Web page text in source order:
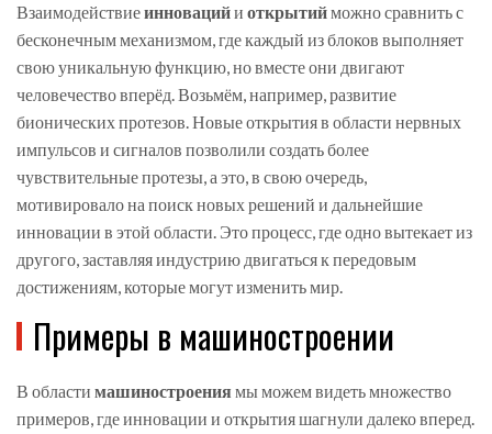
Взаимодействиеинновацийи открытийможно сравнить с
бесконечным механизмом, где каждый из блоков выполняет
свою уникальную функцию, но вместе они двигают
человечество вперёд. Возьмём, например, развитие
бионических протезов. Новые открытия в области нервных
импульсов и сигналов позволили создать более
чувствительные протезы, а это, в свою очередь,
мотивировало на поиск новых решений и дальнейшие
инновации в этой области. Это процесс, где одно вытекает из
другого, заставляя индустрию двигаться к передовым
достижениям, которые могут изменить мир.
Примеры в машиностроении
В области машиностроения мы можем видеть множество
примеров, где инновации и открытия шагнули далеко вперед.